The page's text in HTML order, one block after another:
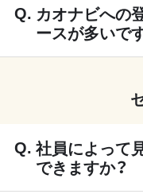
カオナビへの
ースが多いで
社員によって
できますか？